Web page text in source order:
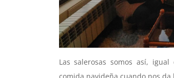
Las salerosas somos así,
comida navideña cuando nos